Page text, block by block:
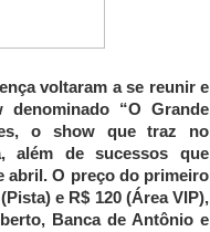
voltaram a se reunir e
“O Grande
o show que traz no
além de sucessos que
abril. O preço do primeiro
e R$ 120 (Área VIP),
Banca de Antônio e